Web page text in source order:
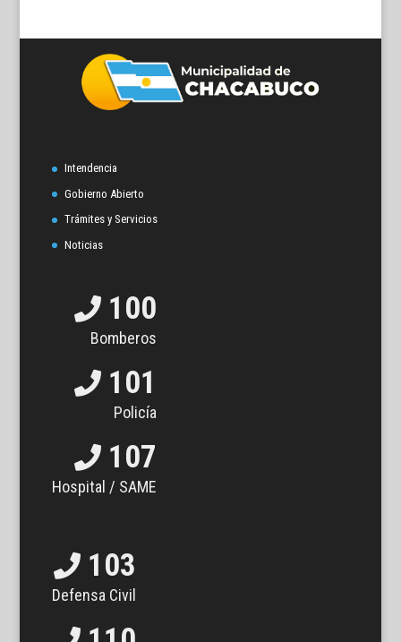
Intendencia
Gobierno Abierto
Trámites y Servicios
Noticias
100
Bomberos
101
Policía
107
Hospital / SAME
103
Defensa Civil